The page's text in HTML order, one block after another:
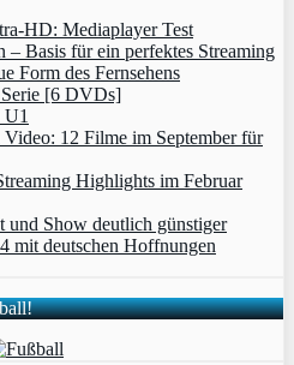
HD: Mediaplayer Test
– Basis für ein perfektes Streaming
Form des Fernsehens
[6 DVDs]
U1
12 Filme im September für
Highlights im Februar
und Show deutlich günstiger
mit deutschen Hoffnungen